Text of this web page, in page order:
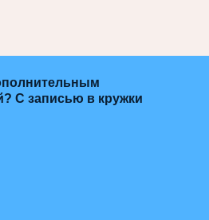
С записью в кружки